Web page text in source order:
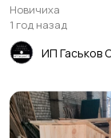
Новичиха
1 год назад
ИП Гаськов